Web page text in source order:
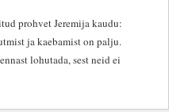
prohvet Jeremija kaudu:
ja kaebamist on palju.
lohutada, sest neid ei